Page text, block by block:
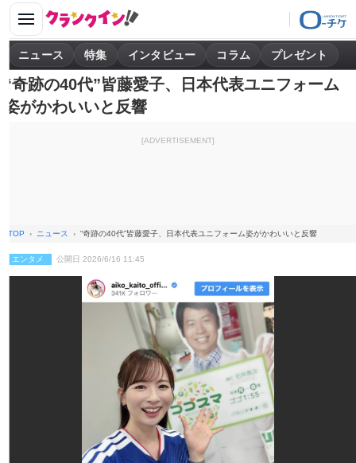
ニュース 特集 インタビュー コラム プレゼント
“奇跡の40代”皆藤愛子、日本代表ユニフォーム
姿がかわいいと反響
[ADVERTISEMENT]
TOP ニュース “奇跡の40代”皆藤愛子、日本代表ユニフォーム姿がかわいいと反響
エンタメ 公開日 2026/6/16 11:45